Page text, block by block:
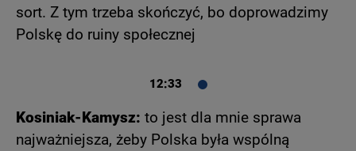
sort. Z tym trzeba skończyć, bo doprowadzimy
Polskę do ruiny społecznej
12:33
Kosiniak-Kamysz: to jest dla mnie sprawa
najważniejsza, żeby Polska była wspólną